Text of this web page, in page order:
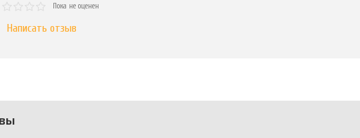
Пока не оценен
Написать отзыв